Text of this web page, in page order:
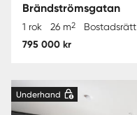
Brändströmsgatan
1 rok 26 m2 Bostadsrätt
795 000 kr
Underhand